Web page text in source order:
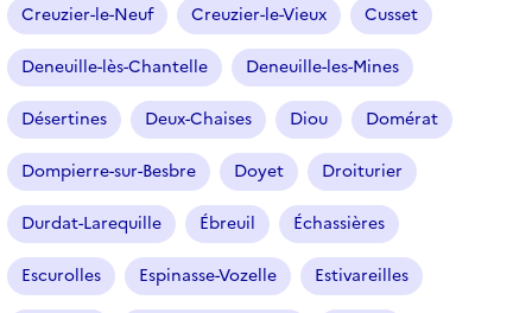
Creuzier-le-Neuf Creuzier-le-Vieux Cusset
Deneuille-lès-Chantelle Deneuille-les-Mines
Désertines Deux-Chaises Diou Domérat
Dompierre-sur-Besbre Doyet Droiturier
Durdat-Larequille Ébreuil Échassières
Escurolles Espinasse-Vozelle Estivareilles